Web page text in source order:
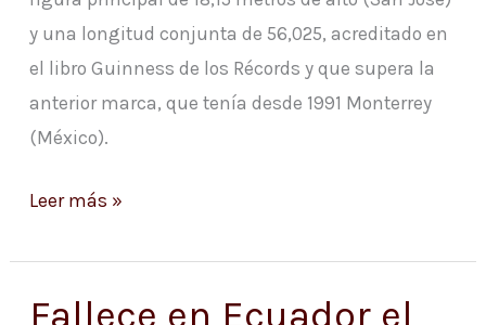
y una longitud conjunta de 56,025, acreditado en
el libro Guinness de los Récords y que supera la
anterior marca, que tenía desde 1991 Monterrey
(México).
Leer más »
Fallece en Ecuador el
Fallece